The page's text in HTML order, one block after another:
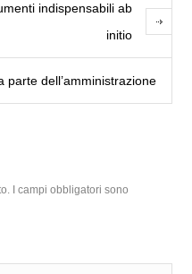
indispensabili ab
initio
parte dell’amministrazione
I campi obbligatori sono